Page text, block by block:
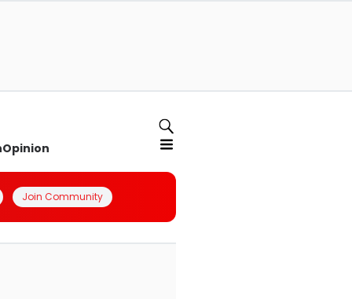
Opinion
Join Community